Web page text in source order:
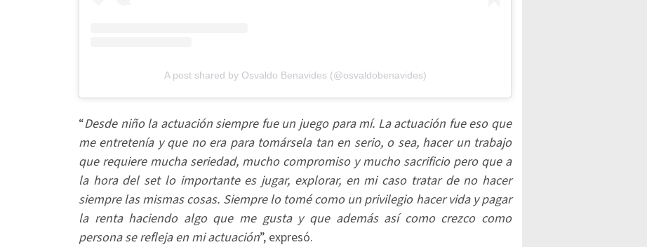
A post shared by Osvaldo Benavides (@osvaldobenavides)
“Desde niño la actuación siempre fue un juego para mí. La actuación fue eso que
me entretenía y que no era para tomársela tan en serio, o sea, hacer un trabajo
que requiere mucha seriedad, mucho compromiso y mucho sacrificio pero que a
la hora del set lo importante es jugar, explorar, en mi caso tratar de no hacer
siempre las mismas cosas. Siempre lo tomé como un privilegio hacer vida y pagar
la renta haciendo algo que me gusta y que además así como crezco como
persona se refleja en mi actuación”, expresó.